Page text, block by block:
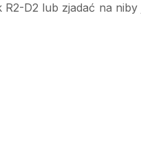
D2 lub zjadać na